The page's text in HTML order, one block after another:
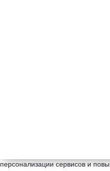
персонализации сервисов и